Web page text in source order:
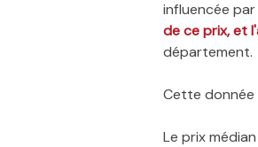
influencée
de ce prix, et
département.
Cette donnée
Le prix